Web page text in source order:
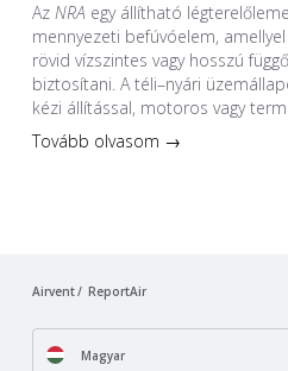
Az NRA egy állítható
mennyezeti befúvóelem,
rövid vízszintes vagy hosszú
biztosítani. A téli–nyári
kézi állítással, motoros vagy
Tovább olvasom →
Airvent ReportAir
Magyar